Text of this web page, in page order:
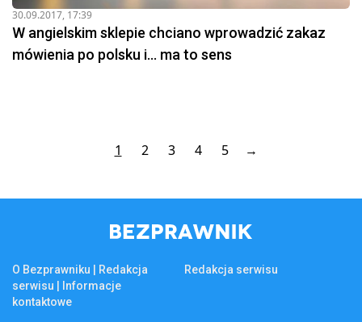
30.09.2017, 17:39
W angielskim sklepie chciano wprowadzić zakaz
mówienia po polsku i... ma to sens
1 2 3 4 5 →
O Bezprawniku | Redakcja
serwisu | Informacje
kontaktowe
Redakcja serwisu